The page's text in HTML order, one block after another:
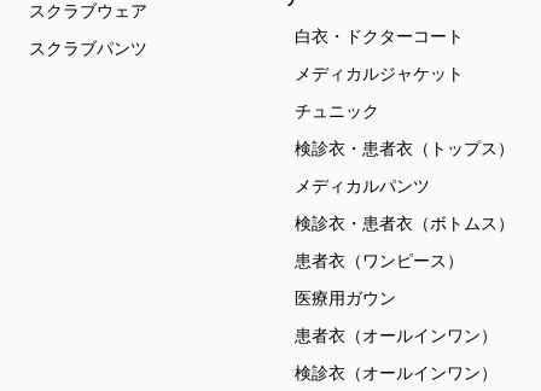
スクラブウェア
スクラブパンツ
白衣・ドクターコート
メディカルジャケット
チュニック
検診衣・患者衣（トップス）
メディカルパンツ
検診衣・患者衣（ボトムス）
患者衣（ワンピース）
医療用ガウン
患者衣（オールインワン）
検診衣（オールインワン）